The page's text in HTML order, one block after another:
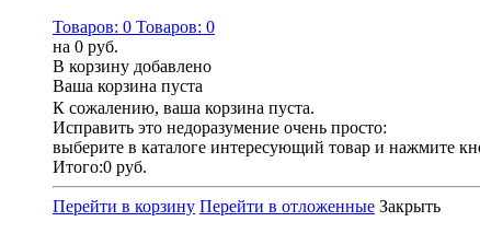
Товаров: 0 Товаров: 0
на 0 руб.
В корзину добавлено
Ваша корзина пуста
К сожалению, ваша корзина пуста.
Исправить это недоразумение очень просто:
выберите в каталоге интересующий товар и нажмите
Итого:0 руб.
Перейти в корзину Перейти в отложенные Закрыть